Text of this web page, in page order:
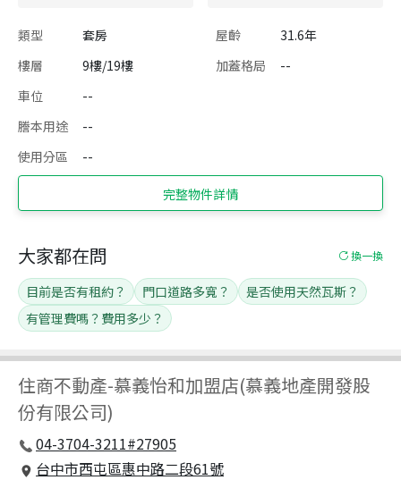
類型 套房 屋齡
31.6年
樓層
9樓/19樓 加蓋格局
--
車位
--
謄本用途
--
使用分區
--
完整物件詳情
住商不動產-慕義怡和加盟店(慕義地產開發股
份有限公司)
04-3704-3211#27905
台中市西屯區惠中路二段61號
大家都在問 換一換
目前是否有租約？ 門口道路多寬？
是否使用天然瓦斯？
有管理費嗎？費用多少？